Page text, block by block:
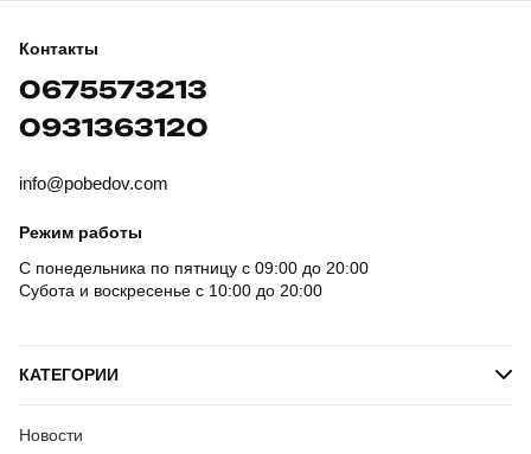
Контакты
0675573213
0931363120
info@pobedov.com
Режим работы
С понедельника по пятницу с 09:00 до 20:00
Субота и воскресенье с 10:00 до 20:00
КАТЕГОРИИ
Новости